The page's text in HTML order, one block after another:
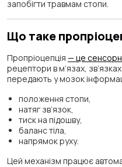
запобігти травмам стопи.
Що таке
Пропріоцепція — це
рецептори в м’язах,
передають у мозок
положення стопи,
натяг зв’язок,
тиск на підошву,
баланс тіла,
напрямок руху.
Цей механізм працює